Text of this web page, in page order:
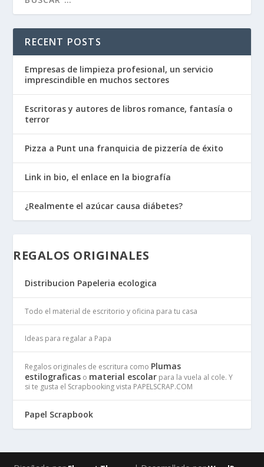
RECENT POSTS
Empresas de limpieza profesional, un servicio
imprescindible en muchos sectores
Escritoras y autores de libros romance, fantasía o
terror
Pizza a Punt una franquicia de pizzería de éxito
Link in bio, el enlace en la biografía
¿Realmente el azúcar causa diábetes?
REGALOS ORIGINALES
Distribucion Papeleria ecologica
Todo el material de escritorio y oficina para tu casa
Ideas para regalar a Papa
Regalos originales de escritura como Plumas
estilograficas o material escolar para la vuela al cole. Y
si te gusta el Scrapbooking vista PAPELSCRAP.COM
Papel Scrapbook